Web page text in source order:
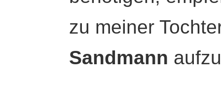
zu meiner
Sandmann